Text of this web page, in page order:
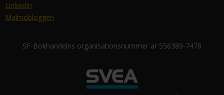
LinkedIn
Malmöbloggen
SF-Bokhandelns organisationsnummer är 556389-7478